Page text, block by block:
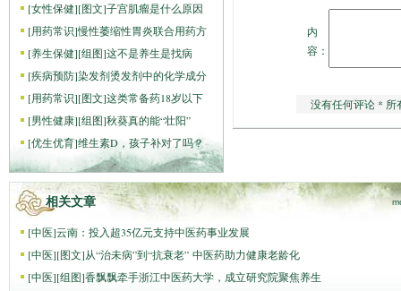
[女性保健][图文]子宫肌瘤是什么原因
[用药常识]慢性萎缩性胃炎联合用药方
[养生保健][组图]这不是养生是找病
[疾病预防]染发剂烫发剂中的化学成分
[用药常识][图文]这类常备药18岁以下
[男性健康][组图]秋葵真的能“壮阳”
[优生优育]维生素D，孩子补对了吗？
内
容：
没有任何评论 * 所
相关文章
[中医]云南：投入超35亿元支持中医药事业发展
[中医][图文]从“治未病”到“抗衰老” 中医药助力健康老龄化
[中医][组图]香飘飘牵手浙江中医药大学，成立研究院聚焦养生